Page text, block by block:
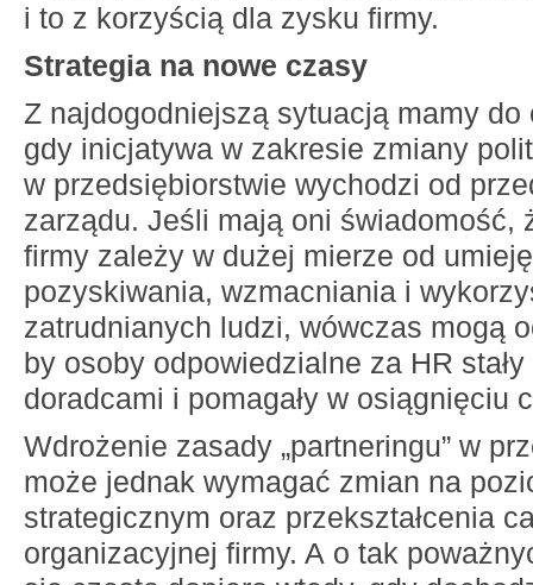
i to z korzyścią dla zysku firmy.
Strategia na nowe czasy
Z najdogodniejszą sytuacją mamy do
gdy inicjatywa w zakresie zmiany
w przedsiębiorstwie wychodzi od
zarządu. Jeśli mają oni świadomość,
firmy zależy w dużej mierze od
pozyskiwania, wzmacniania i
zatrudnianych ludzi, wówczas mogą
by osoby odpowiedzialne za HR
doradcami i pomagały w osiągnięciu
Wdrożenie zasady „partneringu” w
może jednak wymagać zmian na
strategicznym oraz przekształcenia
organizacyjnej firmy. A o tak